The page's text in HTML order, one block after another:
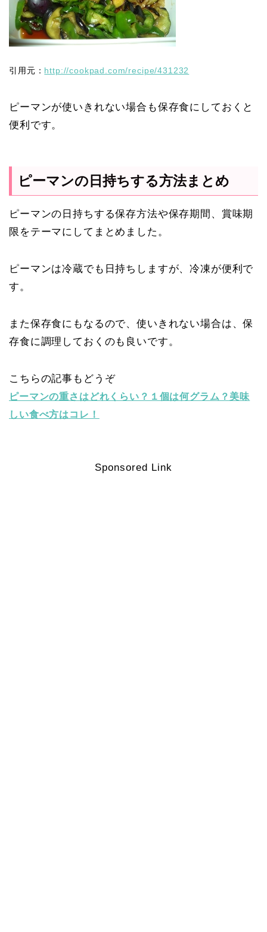
引用元： http://cookpad.com/recipe/431232
ピーマンが使いきれない場合も保存食にしておくと
便利です。
ピーマンの日持ちする方法まとめ
ピーマンの日持ちする保存方法や保存期間、賞味期
限をテーマにしてまとめました。
ピーマンは冷蔵でも日持ちしますが、冷凍が便利で
す。
また保存食にもなるので、使いきれない場合は、保
存食に調理しておくのも良いです。
こちらの記事もどうぞ
ピーマンの重さはどれくらい？１個は何グラム？美味
しい食べ方はコレ！
Sponsored Link